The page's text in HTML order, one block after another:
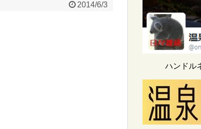
2014/6/3
ハンドル